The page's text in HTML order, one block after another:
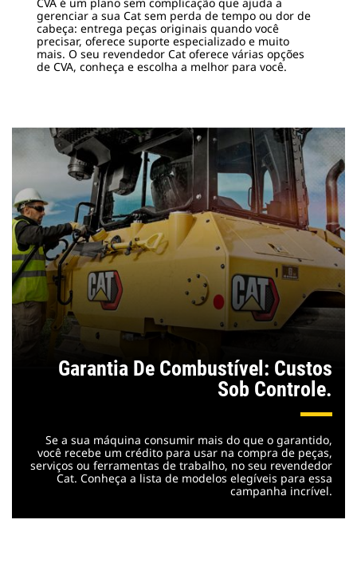
gerenciar a sua Cat sem perda de tempo ou dor de
cabeça: entrega peças originais quando você
precisar, oferece suporte especializado e muito
mais. O seu revendedor Cat oferece várias opções
de CVA, conheça e escolha a melhor para você.
Garantia De Combustível: Custos
Sob Controle.
Se a sua máquina consumir mais do que o garantido,
você recebe um crédito para usar na compra de peças,
serviços ou ferramentas de trabalho, no seu revendedor
Cat. Conheça a lista de modelos elegíveis para essa
campanha incrível.